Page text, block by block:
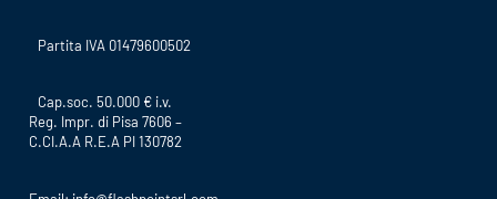
Partita IVA 01479600502
Cap.soc. 50.000 € i.v.
Reg. Impr. di Pisa 7606 –
C.CI.A.A R.E.A PI 130782